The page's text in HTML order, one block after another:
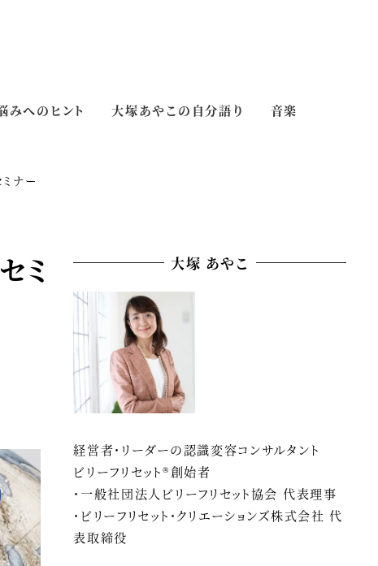
みへのヒント 大塚あやこの自分語り 音楽
ナー
ミ
大塚 あやこ
経営者・リーダーの認識変容コンサルタント
ビリーフリセット®創始者
・一般社団法人ビリーフリセット協会 代表理事
・ビリーフリセット・クリエーションズ株式会社 代
表取締役